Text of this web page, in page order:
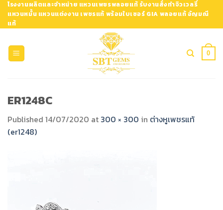
Skip
content
โรงงานผลิตและจำหน่าย แหวนเพชรพลอยแท้ รับงานสั่งทำจิวเวลรี่
แหวนหมั้น แหวนแต่งงาน เพชรแท้ พร้อมใบเซอร์ GIA พลอยแท้ อัญมณี
แท้
0
ER1248C
Published 14/07/2020 at 300 × 300 in ต่างหูเพชรแท้
(er1248)